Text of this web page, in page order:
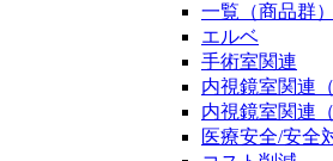
一覧（商品群）
エルベ
手術室関連
内視鏡室関連
内視鏡室関連
医療安全/安全